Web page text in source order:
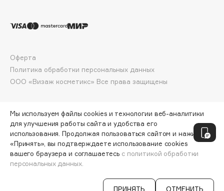
Dolce & Gabbana
Dorco
DP Daily Perfection
Dr.Ceuracle
Dr.Jart+
DSD de Luxe
Dyson
СООБЩИТЬ О ПОСТУПЛЕНИИ
ООО «Визаж косметикс» Все права защищены
Оферта
Политика обработки персональных данных
Мы используем файлы cookies и технологии веб-аналитики
для улучшения работы сайта и удобства его
использования. Продолжая пользоваться сайтом и нажимая
«Принять», вы подтверждаете использование cookies
вашего браузера и соглашаетесь с политикой обработки
персональных данных.
ПРИНЯТЬ ОТМЕНИТЬ